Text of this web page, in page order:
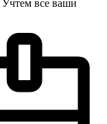
все ваши